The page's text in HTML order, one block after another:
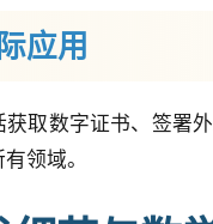
应用
获取数字证书、签署
领域。